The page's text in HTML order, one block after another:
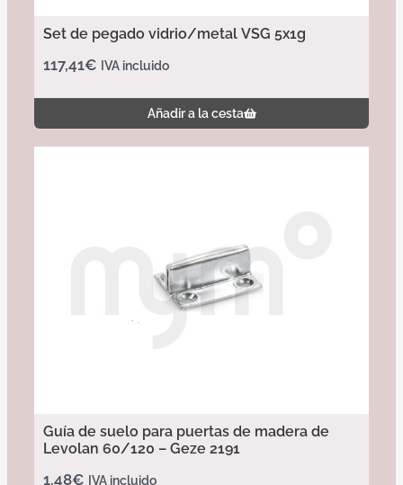
Set de pegado vidrio/metal VSG 5x1g
117,41€ IVA incluido
Añadir a la cesta
Guía de suelo para puertas de madera de
Levolan 60/120 – Geze 2191
1,48€ IVA incluido